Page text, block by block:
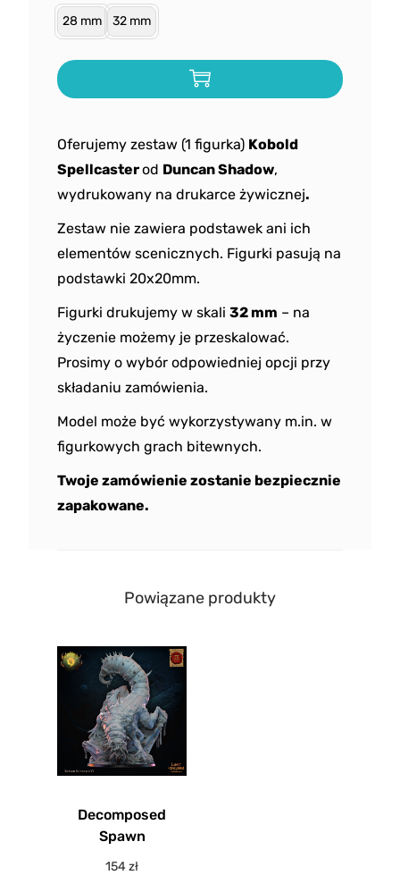
Oferujemy zestaw (1 figurka) Kobold
Spellcasterod Duncan Shadow,
wydrukowany na drukarce żywicznej.
Zestaw nie zawiera podstawek ani ich
elementów scenicznych. Figurki pasują na
podstawki 20x20mm.
Figurki drukujemy w skali 32 mm – na
życzenie możemy je przeskalować.
Prosimy o wybór odpowiedniej opcji przy
składaniu zamówienia.
Model może być wykorzystywany m.in. w
figurkowych grach bitewnych.
Twoje zamówienie zostanie bezpiecznie
zapakowane.
28 mm 32 mm
Powiązane produkty
Decomposed
Spawn
154zł